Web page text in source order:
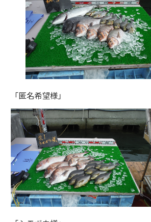
「匿名希望様」